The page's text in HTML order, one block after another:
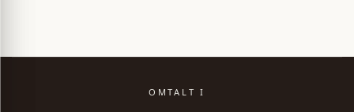
OMTALT I